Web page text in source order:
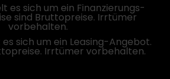
es sich um ein Finanzierungs-
sind Bruttopreise. Irrtümer
vorbehalten.
sich um ein Leasing-Angebot.
Irrtümer vorbehalten.